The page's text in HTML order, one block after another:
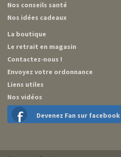
Nos conseils santé
Nos idées cadeaux
La boutique
Le retrait en magasin
Contactez-nous !
Envoyez votre ordonnance
Liens utiles
Nos vidéos
Devenez Fan sur facebook